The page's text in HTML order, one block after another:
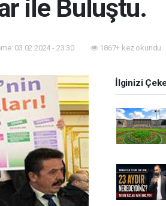
ile Buluştu.
03.02.2024 - 23:30 1867+ kez okundu.
İlginizi